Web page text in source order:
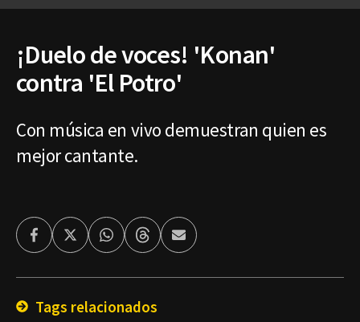
¡Duelo de voces! 'Konan'
contra 'El Potro'
Con música en vivo demuestran quien es
mejor cantante.
FacebookTwitterWhatsappThreadsEnviar
por
Tags relacionados